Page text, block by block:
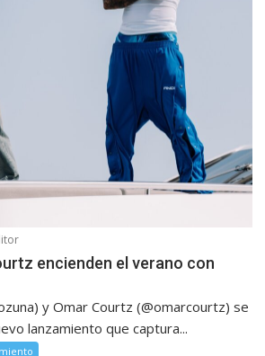
encienden el verano con
y Omar Courtz (@omarcourtz) se
lanzamiento que captura...